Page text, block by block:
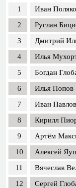
1 Иван
2
Руслан
3
Дмитрий
4
Илья
5
Богдан
6
Илья Попов
7
Иван Павлов
8
Кирилл
9
Артём
10
Алексей
11
Вячеслав
12
Сергей